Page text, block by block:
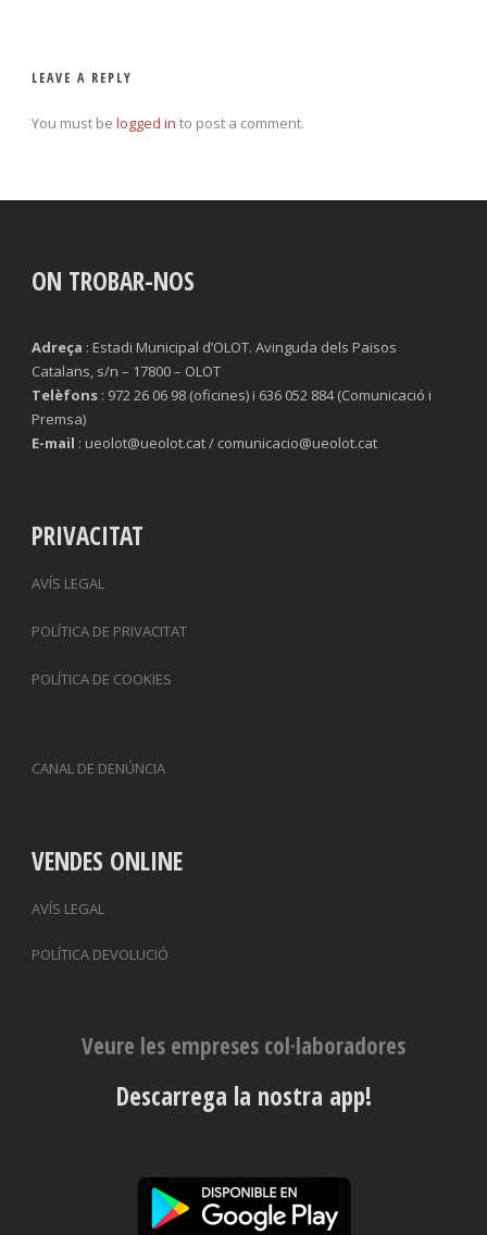
LEAVE A REPLY
You must be logged in to post a comment.
ON TROBAR-NOS
Adreça : Estadi Municipal d’OLOT. Avinguda dels Països
Catalans, s/n – 17800 – OLOT
Telèfons : 972 26 06 98 (oficines) i 636 052 884 (Comunicació i
Premsa)
E-mail : ueolot@ueolot.cat / comunicacio@ueolot.cat
PRIVACITAT
AVÍS LEGAL
POLÍTICA DE PRIVACITAT
POLÍTICA DE COOKIES
CANAL DE DENÚNCIA
VENDES ONLINE
AVÍS LEGAL
POLÍTICA DEVOLUCIÓ
Veure les empreses col·laboradores
Descarrega la nostra app!